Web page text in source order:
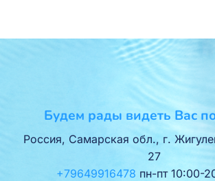
Будем рады видеть Вас
Россия, Самарская обл., г.
27
+79649916478 пн-пт 10:00-